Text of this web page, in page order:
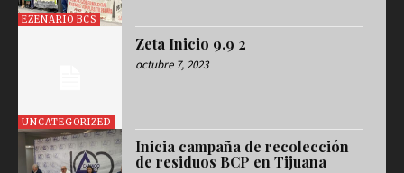
EZENARIO BCS
UNCATEGORIZED
Zeta Inicio 9.9 2
octubre 7, 2023
Inicia campaña de recolección
de residuos BCP en Tijuana